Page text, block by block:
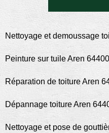
Nettoyage et demoussage
Peinture sur tuile Aren 64400
Réparation de toiture Aren
Dépannage toiture Aren
Nettoyage et pose de